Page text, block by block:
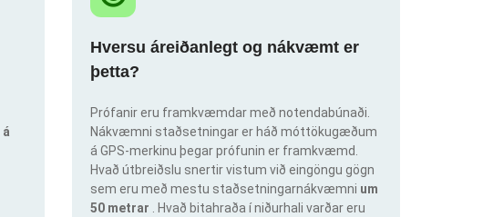
á
Hversu áreiðanlegt og nákvæmt er
þetta?
Prófanir eru framkvæmdar með notendabúnaði.
Nákvæmni staðsetningar er háð móttökugæðum
á GPS-merkinu þegar prófunin er framkvæmd.
Hvað útbreiðslu snertir vistum við eingöngu gögn
sem eru með mestu staðsetningarnákvæmni um
50 metrar
. Hvað bitahraða í niðurhali varðar eru